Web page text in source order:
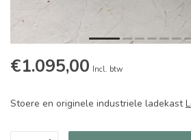
€1.095,00 Incl. btw
Stoere en originele industriele ladekast